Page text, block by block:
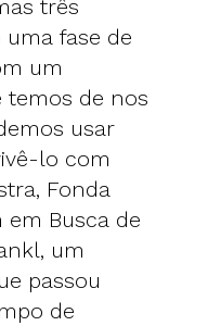
três
uma fase de
um
temos de nos
usar
lo com
Fonda
Busca de
um
passou
de